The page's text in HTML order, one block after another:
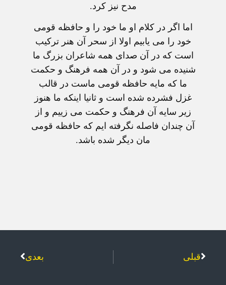
مدح نيز کرد.
اما اگر در کلام او ما خود را و حافظه قومی
خود را می يابيم اولا از سحر آن هنر ترکيب
است که در آن صدای همه شاعران بزرگ ما
شنيده می شود و در آن همه فرهنگ و حکمت
ما که مايه حافظه قومی ماست در قالب
غزل فشرده شده است و ثانيا اينکه ما هنوز
زير سايه آن فرهنگ و حکمت می زييم و از
آن چندان فاصله نگرفته ايم که حافظه قومی
مان ديگر شده باشد.
قبلی بعدی